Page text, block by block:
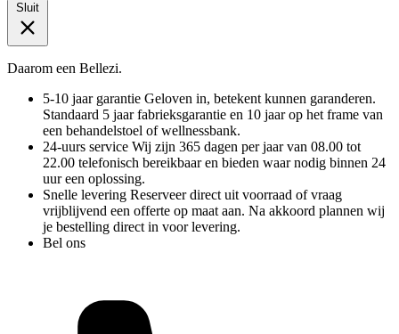
Sluit
Daarom een Bellezi.
5-10 jaar garantie Geloven in, betekent kunnen garanderen.
Standaard 5 jaar fabrieksgarantie en 10 jaar op het frame van
een behandelstoel of wellnessbank.
24-uurs service Wij zijn 365 dagen per jaar van 08.00 tot
22.00 telefonisch bereikbaar en bieden waar nodig binnen 24
uur een oplossing.
Snelle levering Reserveer direct uit voorraad of vraag
vrijblijvend een offerte op maat aan. Na akkoord plannen wij
je bestelling direct in voor levering.
Bel ons